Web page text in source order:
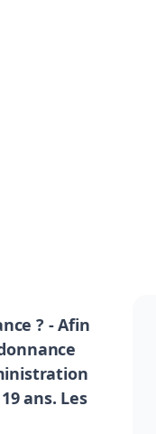
? - Afin
ans. Les